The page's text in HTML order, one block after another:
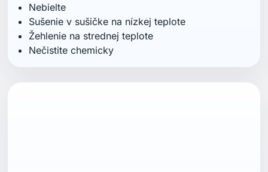
Nebielte
Sušenie v sušičke na nízkej teplote
Žehlenie na strednej teplote
Nečistite chemicky